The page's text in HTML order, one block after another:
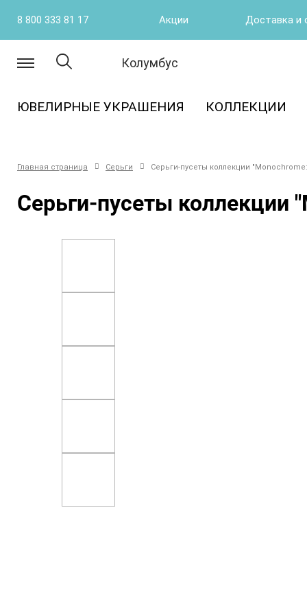
8 800 333 81 17 Акции Доставка и
Колумбус
ЮВЕЛИРНЫЕ УКРАШЕНИЯ КОЛЛЕКЦИИ
Главная страница Серьги Серьги-пусеты коллекции
Серьги-пусеты коллекции